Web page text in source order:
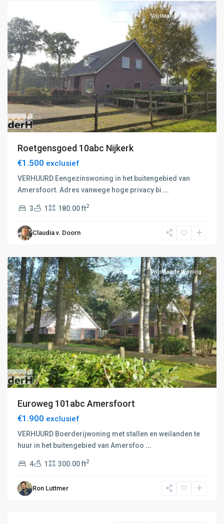
Verhuurd Vrijstaande Woning
Roetgensgoed 10abc Nijkerk
€1.500 exclusief
VERHUURD Eengezinswoning in het buitengebied van
Amersfoort. Adres vanwege hoge privacy bi ...
3 1 180.00 ft2
Claudia v. Doorn
D:
Putten-
Nijkerk,
E:
Amersfoort-
F:
Barneveld-
Voorthuizen,
Verhuurd Vrijstaande Woning
Euroweg 101abc Amersfoort
€1.900 exclusief
VERHUURD Boerderijwoning met stallen en weilanden te
huur in het buitengebied van Amersfoo ...
4 1 300.00 ft2
Ron Luttmer
E:
Amersfoort-
Hilversum
Barneveld-
Voorthuizen,
Otterlo-
Hoenderloo,
H:
Apeldoorn,
J:
Arnhem,
K:
Achterhoek,
Amersfoort,
Apeldoorn,
Arnhem,
Beekbergen,
Ede
Harskamp,
Hoenderloo,
Hulshorst,
Kootwijk ,
Stoutenburg
Voorthuizen,